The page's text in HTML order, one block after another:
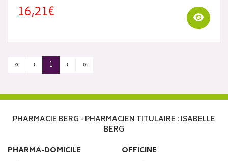
16,21€
« ‹ 1 › »
PHARMACIE BERG - PHARMACIEN TITULAIRE : ISABELLE
BERG
PHARMA-DOMICILE
OFFICINE